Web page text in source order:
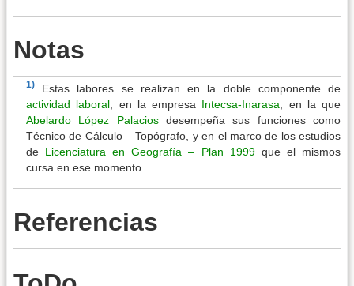
Notas
1)
Estas labores se realizan en la doble componente de
actividad laboral , en la empresa Intecsa-Inarasa , en la que
Abelardo López Palaciosdesempeña sus funciones como
Técnico de Cálculo – Topógrafo, y en el marco de los estudios
de Licenciatura en Geografía – Plan 1999que el mismos
cursa en ese momento.
Referencias